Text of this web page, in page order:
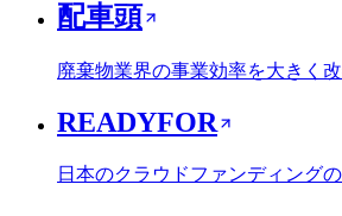
配車頭
廃棄物業界の事業効率を大きく
READYFOR
日本のクラウドファンディング